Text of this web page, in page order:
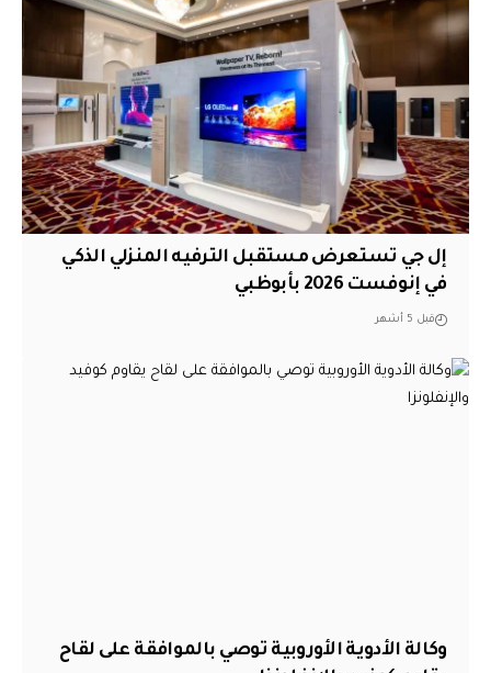
إل جي تستعرض مستقبل الترفيه المنزلي الذكي
في إنوفست 2026 بأبوظبي
قبل 5 أشهر
وكالة الأدوية الأوروبية توصي بالموافقة على لقاح